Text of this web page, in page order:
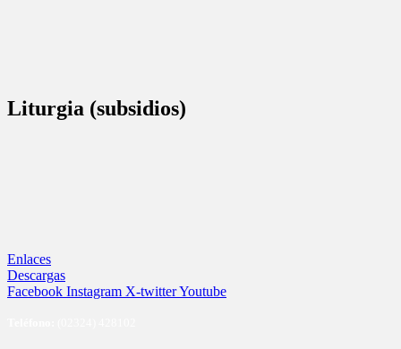
Liturgia (subsidios)
Enlaces
Descargas
Facebook Instagram X-twitterYoutube